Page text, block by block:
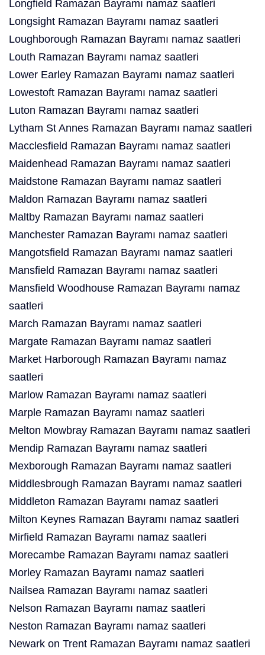
Longfield Ramazan Bayramı namaz saatleri
Longsight Ramazan Bayramı namaz saatleri
Loughborough Ramazan Bayramı namaz saatleri
Louth Ramazan Bayramı namaz saatleri
Lower Earley Ramazan Bayramı namaz saatleri
Lowestoft Ramazan Bayramı namaz saatleri
Luton Ramazan Bayramı namaz saatleri
Lytham St Annes Ramazan Bayramı namaz saatleri
Macclesfield Ramazan Bayramı namaz saatleri
Maidenhead Ramazan Bayramı namaz saatleri
Maidstone Ramazan Bayramı namaz saatleri
Maldon Ramazan Bayramı namaz saatleri
Maltby Ramazan Bayramı namaz saatleri
Manchester Ramazan Bayramı namaz saatleri
Mangotsfield Ramazan Bayramı namaz saatleri
Mansfield Ramazan Bayramı namaz saatleri
Mansfield Woodhouse Ramazan Bayramı namaz
saatleri
March Ramazan Bayramı namaz saatleri
Margate Ramazan Bayramı namaz saatleri
Market Harborough Ramazan Bayramı namaz
saatleri
Marlow Ramazan Bayramı namaz saatleri
Marple Ramazan Bayramı namaz saatleri
Melton Mowbray Ramazan Bayramı namaz saatleri
Mendip Ramazan Bayramı namaz saatleri
Mexborough Ramazan Bayramı namaz saatleri
Middlesbrough Ramazan Bayramı namaz saatleri
Middleton Ramazan Bayramı namaz saatleri
Milton Keynes Ramazan Bayramı namaz saatleri
Mirfield Ramazan Bayramı namaz saatleri
Morecambe Ramazan Bayramı namaz saatleri
Morley Ramazan Bayramı namaz saatleri
Nailsea Ramazan Bayramı namaz saatleri
Nelson Ramazan Bayramı namaz saatleri
Neston Ramazan Bayramı namaz saatleri
Newark on Trent Ramazan Bayramı namaz saatleri